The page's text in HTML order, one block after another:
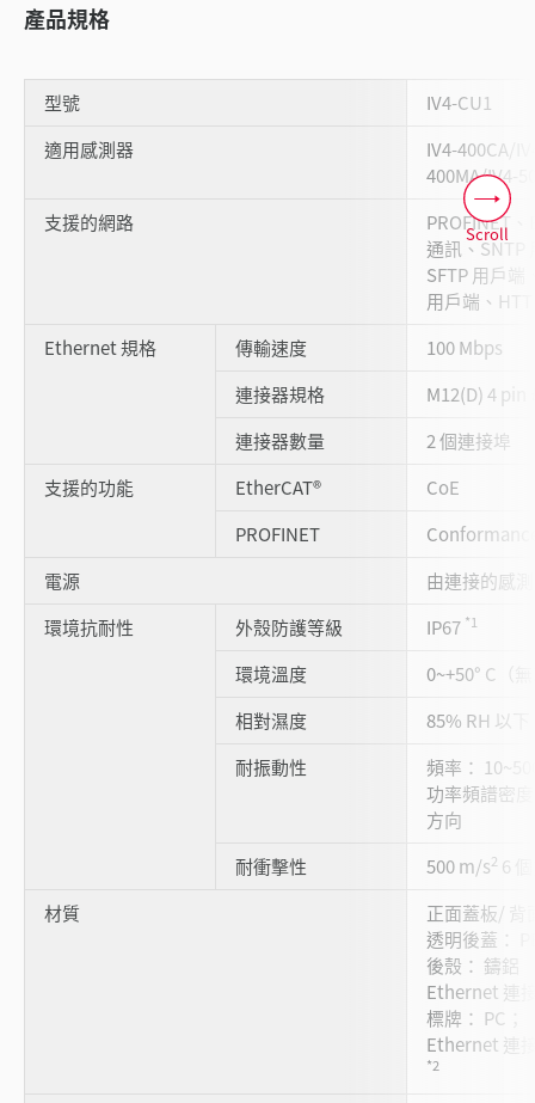
產品規格
型號
IV4-CU1
適用感測器
IV4-400CA/
400MA/IV4-
支援的網路
PROFINET
通訊、SNTP
SFTP 用戶端
用戶端、
Ethernet 規格
傳輸速度
100 Mbps
連接器規格
M12(D) 4 pin
連接器數量
2 個連接埠
支援的功能
EtherCAT®
CoE
PROFINET
電源
由連接的感
環境抗耐性
外殼防護等級 IP67 *1
環境溫度
0~+50° C（
相對濕度
85% RH 以
耐振動性
頻率：
功率頻譜密
方向
耐衝擊性
500 m/s2 6
材質
正面蓋板/ 背
透明後蓋：
後殼： 鑄鋁
Ethernet 連
標牌： PC；
Ethernet 連
*2
Scroll